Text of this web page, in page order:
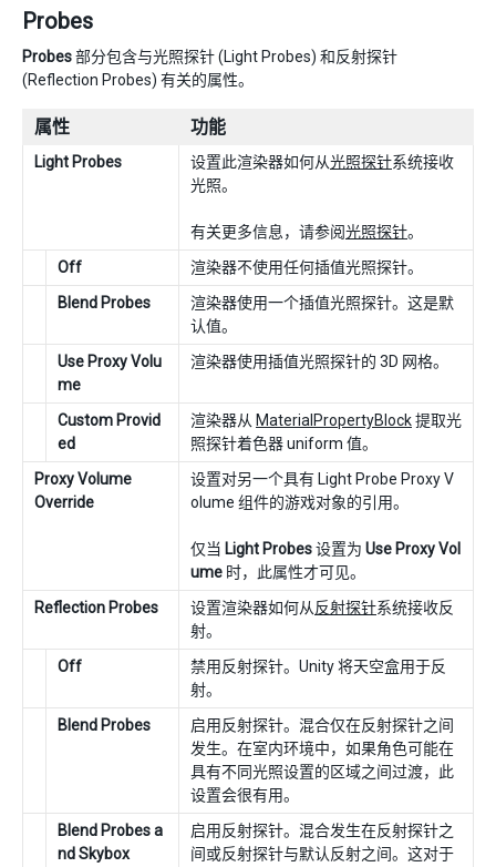
Probes
Probes部分包含与光照探针 (Light Probes) 和反射探针
(Reflection Probes) 有关的属性。
属性 功能
Light Probes 设置此渲染器如何从光照探针系统接收
光照。
有关更多信息，请参阅光照探针。
Off
渲染器不使用任何插值光照探针。
Blend Probes
渲染器使用一个插值光照探针。这是默
认值。
Use Proxy Volu
me
渲染器使用插值光照探针的 3D 网格。
Custom Provid
ed
渲染器从 MaterialPropertyBlock提取光
照探针着色器 uniform 值。
Proxy Volume
Override
设置对另一个具有 Light Probe Proxy V
olume 组件的游戏对象的引用。
仅当 Light Probes设置为 Use Proxy Vol
ume 时，此属性才可见。
Reflection Probes
设置渲染器如何从反射探针系统接收反
射。
Off
禁用反射探针。Unity 将天空盒用于反
射。
Blend Probes
启用反射探针。混合仅在反射探针之间
发生。在室内环境中，如果角色可能在
具有不同光照设置的区域之间过渡，此
设置会很有用。
Blend Probes a
nd Skybox
启用反射探针。混合发生在反射探针之
间或反射探针与默认反射之间。这对于